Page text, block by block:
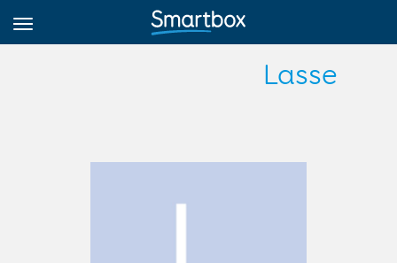
Lasse